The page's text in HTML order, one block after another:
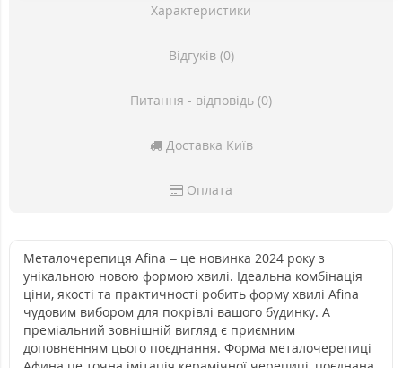
Характеристики
Відгуків (0)
Питання - відповідь (0)
Доставка Київ
Оплата
Металочерепиця Afina – це новинка 2024 року з
унікальною новою формою хвилі. Ідеальна комбінація
ціни, якості та практичності робить форму хвилі Afina
чудовим вибором для покрівлі вашого будинку. А
преміальний зовнішній вигляд є приємним
доповненням цього поєднання. Форма металочерепиці